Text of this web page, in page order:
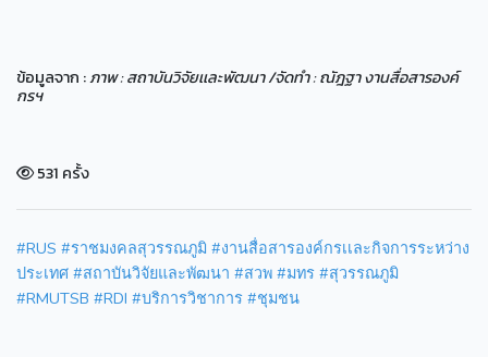
ข้อมูลจาก :ภาพ : สถาบันวิจัยเเละพัฒนา /จัดทำ : ณัฎฐา งานสื่อสารองค์
กรฯ
531 ครั้ง
#RUS #ราชมงคลสุวรรณภูมิ #งานสื่อสารองค์กรเเละกิจการระหว่าง
ประเทศ #สถาบันวิจัยและพัฒนา #สวพ #มทร #สุวรรณภูมิ
#RMUTSB #RDI #บริการวิชาการ #ชุมชน